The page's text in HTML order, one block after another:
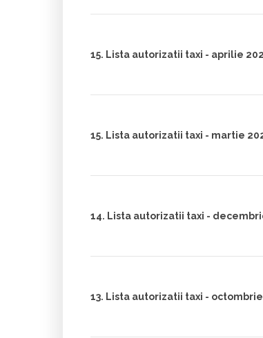
15. Lista autorizatii taxi - aprilie
15. Lista autorizatii taxi - martie
14. Lista autorizatii taxi -
13. Lista autorizatii taxi - octombrie